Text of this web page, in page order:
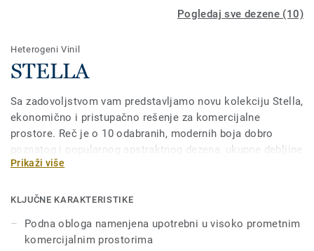
Pogledaj sve dezene (10)
Heterogeni Vinil
STELLA
Sa zadovoljstvom vam predstavljamo novu kolekciju Stella,
ekonomično i pristupačno rešenje za komercijalne
prostore. Reč je o 10 odabranih, modernih boja dobro
poznatog i popularnog apstraktnog dezena, ukupne debljine
od 2mm, sa transparentnim slojem od 0,7mm. Ovaj
dimenzijama 2mx25m (15 – 25m).
Stella je proizvedena pomoću nove tehnologije, sa
plastifikatorima bez ftalata. Ovi plastifikatori su bezbedni
Prikaži više
KLJUČNE KARAKTERISTIKE
Podna obloga namenjena upotrebni u visoko prometnim
komercijalnim prostorima